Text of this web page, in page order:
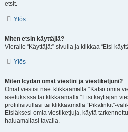
etsit.
Ylös
Miten etsin käyttäjiä?
Vieraile “Käyttäjät”-sivulla ja klikkaa “Etsi
Ylös
Miten löydän omat viestini ja viestiketjuni?
Omat viestisi näet klikkaamalla “Katso omia
asetuksissa tai klikkaamalla “Etsi käyttäjän
profiilisivullasi tai klikkaamalla “Pikalinkit”-
Etsiäksesi omia viestiketjuja, käytä
haluamallasi tavalla.